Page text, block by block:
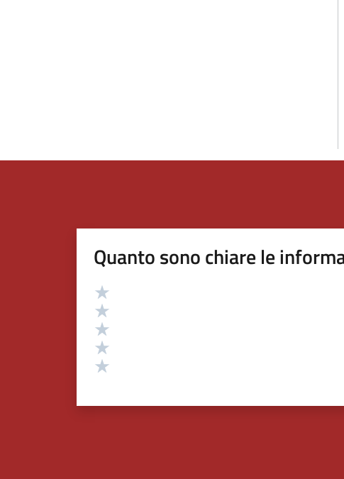
Quanto sono chiare le
Valutazione